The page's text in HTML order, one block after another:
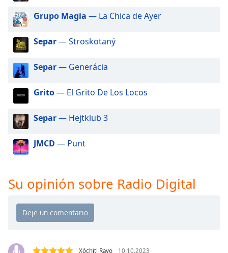
Beginning
dialog
window.
Escape
close
window.
Text
Color
Grupo Magia — La Chica de Ayer
Separ— Stroskotaný
Separ— Generácia
Grito— El Grito De Los Locos
Separ— Hejtklub 3
JMCD — Punt
Su opinión sobre Radio Digital
Xóchitl Rayo 10.10.2023